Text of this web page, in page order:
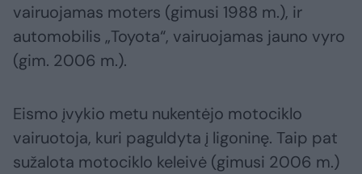
vairuojamas moters (gimusi 1988 m.), ir
automobilis „Toyota“, vairuojamas jauno vyro
(gim. 2006 m.).
Eismo įvykio metu nukentėjo motociklo
vairuotoja, kuri paguldyta į ligoninę. Taip pat
sužalota motociklo keleivė (gimusi 2006 m.)